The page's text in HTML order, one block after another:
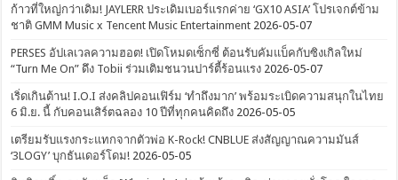
ก้าวที่ใหญ่กว่าเดิม! JAYLERR ประเดิมเบอร์แรกค่าย ‘GX10 ASIA’ โปรเจกต์ข้าม
ชาติ GMM Music x Tencent Music Entertainment 2026-05-07
PERSES อัปเลเวลความฮอต! เปิดโหมดเซ็กซี่ ต้อนรับคัมแบ็คกับซิงเกิลใหม่
“Turn Me On” ดึง Tobii ร่วมเติมชนวนปาร์ตี้ร้อนแรง 2026-05-07
เริ่ดเกินต้าน! I.O.I ส่งคลิปคอนเฟิร์ม ‘ทำถึงมาก’ พร้อมระเบิดความสนุกในไทย
6 มิ.ย. นี้ กับคอนเสิร์ตฉลอง 10 ปีที่ทุกคนคิดถึง 2026-05-05
เตรียมรับแรงกระแทกจากตัวพ่อ K-Rock! CNBLUE ส่งสัญญาณความมันส์
‘3LOGY’ บุกธันเดอร์โดม! 2026-05-05